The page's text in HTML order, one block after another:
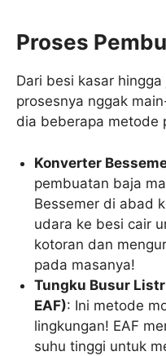
Proses
Dari besi kasar
prosesnya nggak
dia beberapa metode
Konverter
pembuatan baja
Bessemer di abad
udara ke besi cair
kotoran dan
pada masanya!
Tungku Busur
EAF): Ini metode
lingkungan! EAF
suhu tinggi untuk